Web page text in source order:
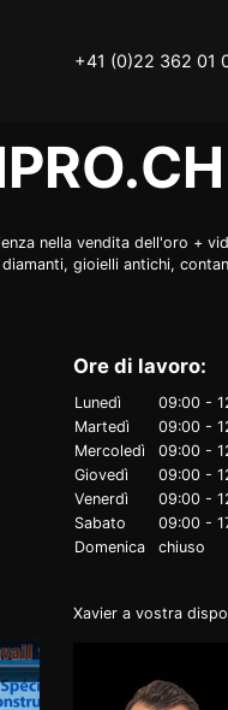
+41 (0)22 362 01
LATTA
DI LUSSO
SULLA
nella vendita dell'oro +
gioielli antichi,
Ore di lavoro:
Lunedì 09:00 -
Martedì
09:00 -
Mercoledì
09:00 -
Giovedì
09:00 -
Venerdì
09:00 -
Sabato
09:00 -
Domenica
chiuso
Xavier a vostra